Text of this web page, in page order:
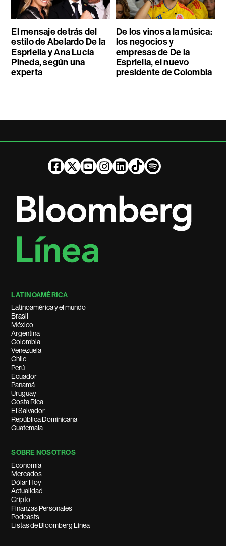
El mensaje detrás del
estilo de Abelardo De la
Espriella y Ana Lucía
Pineda, según una
experta
De los vinos a la música:
los negocios y
empresas de De la
Espriella, el nuevo
presidente de Colombia
LATINOAMÉRICA
Latinoamérica y el mundo
Brasil
México
Argentina
Colombia
Venezuela
Chile
Perú
Ecuador
Panamá
Uruguay
Costa Rica
El Salvador
República Dominicana
Guatemala
SOBRE NOSOTROS
Economía
Mercados
Dólar Hoy
Actualidad
Cripto
Finanzas Personales
Podcasts
Listas de Bloomberg Línea